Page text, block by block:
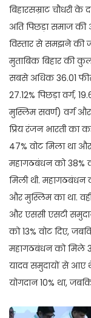
बिहारसम्राट चौधरी
अति पिछड़ा समाज
विस्तार से समझने की
मुताबिक बिहार की
सबसे अधिक 36.01
27.12% पिछड़ा वर्ग,
मुस्लिम सवर्ण) वर्ग
प्रिय रंजन भारती का
47% वोट मिला था
महागठबंधन को 38%
मिली थी. महागठबंधन
और मुस्लिम का था.
और एससी एसटी
को 13% वोट दिए,
महागठबंधन को मिले
यादव समुदायों से आए
योगदान 10% था,